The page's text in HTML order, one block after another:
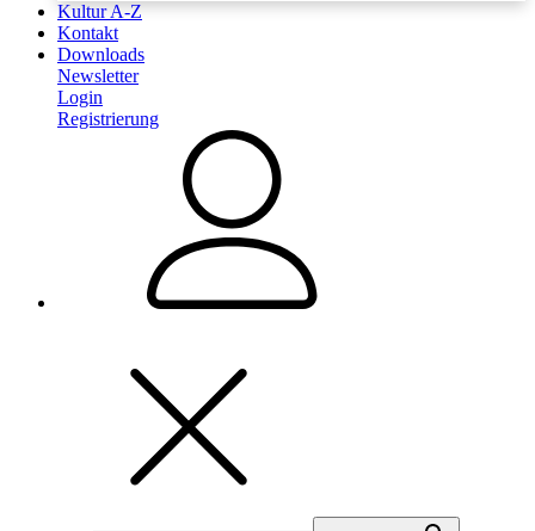
Kultur A-Z
Kontakt
Downloads
Newsletter
Login
Registrierung